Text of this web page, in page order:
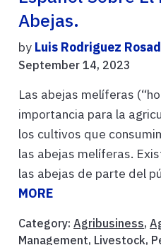
Abejas.
by Luis Rodriguez
September 14, 2023
Las abejas melíferas
importancia para la
los cultivos que
las abejas melíferas.
las abejas de parte del
MORE
Category: Agribusiness,
Management, Livestock,